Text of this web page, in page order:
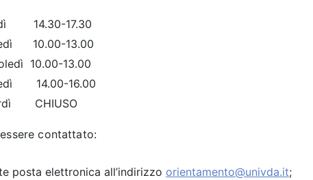
14.30-17.30
10.00-13.00
10.00-13.00
14.00-16.00
CHIUSO
contattato:
posta elettronica all’indirizzo orientamento@univda.it;